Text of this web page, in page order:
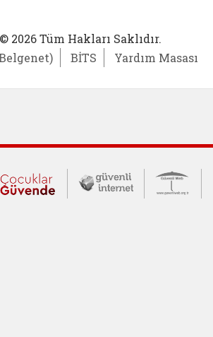
© 2026 Tüm Hakları Saklıdır.
BİTS Yardım Masası
İletişim Merkezi
Çocuklar Güvende (yeni
Güvenli